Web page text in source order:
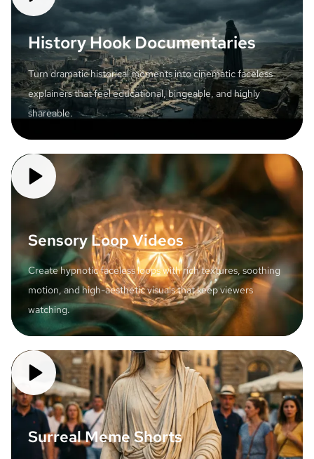
History Hook Documentaries
Turn dramatic historical moments into cinematic faceless
explainers that feel educational, bingeable, and highly
shareable.
Sensory Loop Videos
Create hypnotic faceless loops with rich textures, soothing
motion, and high-aesthetic visuals that keep viewers
watching.
Surreal Meme Shorts